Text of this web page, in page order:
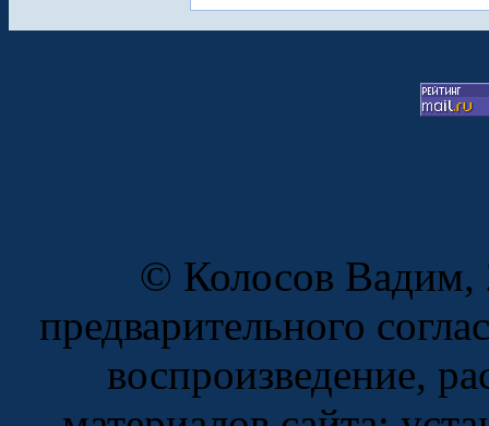
© Колосов Вадим,
предварительного
воспроизведение,